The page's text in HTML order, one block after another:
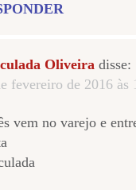
Oliveira disse:
fevereiro de 2016 às
vem no varejo e